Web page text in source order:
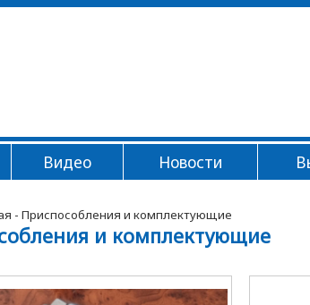
Видео Новости
- Приспособления и комплектующие
и комплектующие